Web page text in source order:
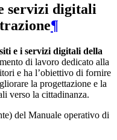
servizi digitali
¶
e i servizi digitali della
di lavoro dedicato alla
e ha l’obiettivo di fornire
la progettazione e la
verso la cittadinanza.
del Manuale operativo di